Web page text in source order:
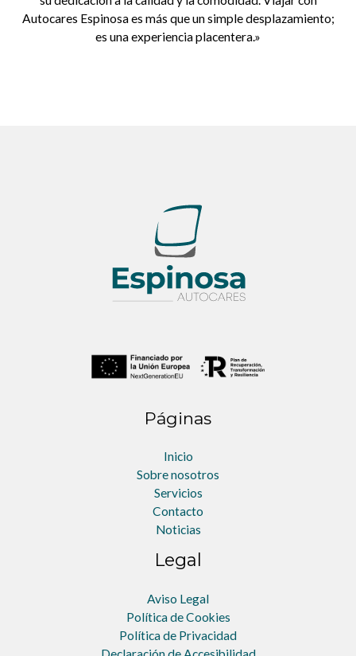
Autocares Espinosa es más que un simple desplazamiento;
es una experiencia placentera.»
Páginas
Inicio
Sobre nosotros
Servicios
Contacto
Noticias
Legal
Aviso Legal
Política de Cookies
Política de Privacidad